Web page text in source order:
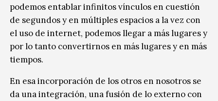
podemos entablar infinitos vínculos en cuestión
de segundos y en múltiples espacios a la vez con
el uso de internet, podemos llegar a más lugares y
por lo tanto convertirnos en más lugares y en más
tiempos.
En esa incorporación de los otros en nosotros se
da una integración, una fusión de lo externo con